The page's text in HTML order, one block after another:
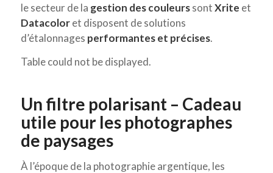
le secteur de la gestion des couleurssontXrite et
Datacoloret disposent de solutions
d’étalonnages performantes et précises.
Table could not be displayed.
Un filtre polarisant – Cadeau
utile pour les photographes
de paysages
À l’époque de la photographie argentique, les